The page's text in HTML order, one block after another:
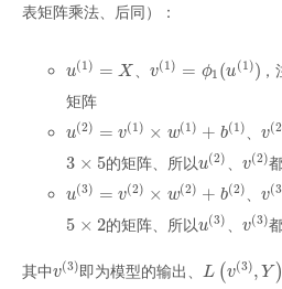
表矩阵乘法、后同）：
u(1) = X
u(1) =X 、v(1) = ϕ1 (u(1))
v(1) =ϕ1(u( 1))
矩阵
u(2) = v(1) × w(1) + b(1)
u(2) =v( 1)×w (1 +b(1 、v(2
v(2
3 × 5
3 ×5 的矩阵、所以u(2)
u(2) v(2)
v(2)
u(3) = v(2) × w(2) + b(2)
u(3) =v( 2)×w (2 +b(2 、v(3
v(3
5 × 2
5 ×2 的矩阵、所以u(3)
u(3) v(3)
v(3)
其中v(3)
v(3)即为模型的输出、 L (v(3), Y )
L(v(3),Y)=L(Y